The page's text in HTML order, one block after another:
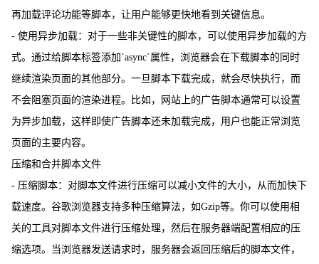
再加载评论功能等脚本，让用户能够更快地看到关键信息。
- 使用异步加载：对于一些非关键性的脚本，可以使用异步加载的方
式。通过给脚本标签添加`async`属性，浏览器会在下载脚本的同时
继续渲染页面的其他部分。一旦脚本下载完成，就会尽快执行，而
不会阻塞页面的渲染进程。比如，网站上的广告脚本通常可以设置
为异步加载，这样即使广告脚本还未加载完成，用户也能正常浏览
页面的主要内容。
压缩和合并脚本文件
- 压缩脚本：对脚本文件进行压缩可以减小文件的大小，从而加快下
载速度。谷歌浏览器支持多种压缩算法，如Gzip等。你可以使用相
关的工具对脚本文件进行压缩处理，然后在服务器端配置相应的压
缩选项。当浏览器发送请求时，服务器会返回压缩后的脚本文件，